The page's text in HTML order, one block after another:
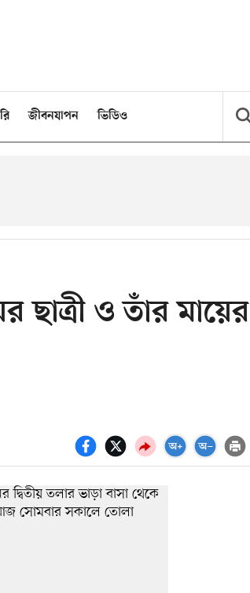
জীবনযাপন ভিডিও
ছাত্রী ও তাঁর মায়ের